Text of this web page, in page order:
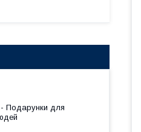
Подарунки для